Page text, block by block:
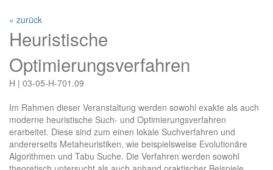
« zurück
Heuristische
Optimierungsverfahren
H | 03-05-H-701.09
Im Rahmen dieser Veranstaltung werden sowohl exakte als auch
moderne heuristische Such- und Optimierungsverfahren
erarbeitet. Diese sind zum einen lokale Suchverfahren und
andererseits Metaheuristiken, wie beispielsweise Evolutionäre
Algorithmen und Tabu Suche. Die Verfahren werden sowohl